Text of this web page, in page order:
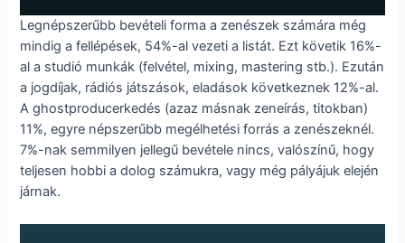
Legnépszerűbb bevételi forma a zenészek számára még
mindig a fellépések, 54%-al vezeti a listát. Ezt követik 16%-
al a studió munkák (felvétel, mixing, mastering stb.). Ezután
a jogdíjak, rádiós játszások, eladások következnek 12%-al.
A ghostproducerkedés (azaz másnak zeneírás, titokban)
11%, egyre népszerűbb megélhetési forrás a zenészeknél.
7%-nak semmilyen jellegű bevétele nincs, valószínű, hogy
teljesen hobbi a dolog számukra, vagy még pályájuk elején
járnak.